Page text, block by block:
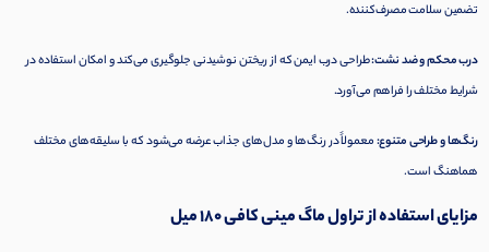
تضمین سلامت مصرف‌کننده.
درب محکم و ضد نشت:طراحی درب ایمن که از ریختن نوشیدنی جلوگیری می‌کند و امکان استفاده در
شرایط مختلف را فراهم می‌آورد.
رنگ‌ها و طراحی متنوع:معمولاً در رنگ‌ها و مدل‌های جذاب عرضه می‌شود که با سلیقه‌های مختلف
هماهنگ است.
مزایای استفاده از تراول ماگ مینی کافی 180 میل